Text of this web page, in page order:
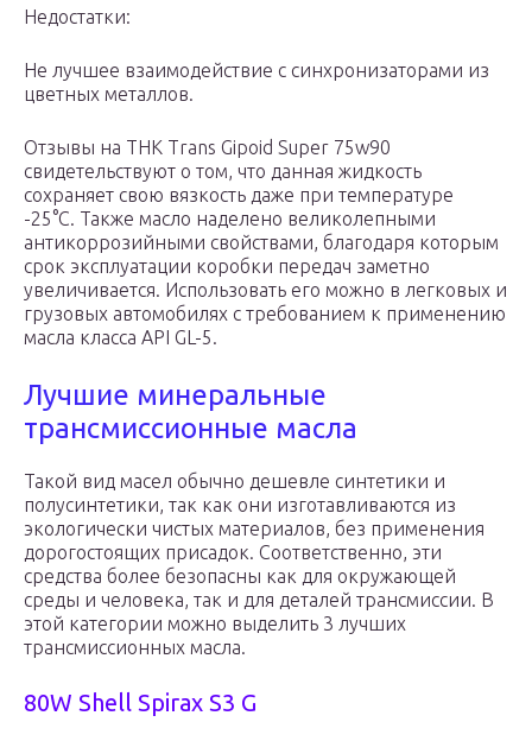
Недостатки:
Не лучшее взаимодействие с синхронизаторами из
цветных металлов.
Отзывы на THK Trans Gipoid Super 75w90
свидетельствуют о том, что данная жидкость
сохраняет свою вязкость даже при температуре
-25°C. Также масло наделено великолепными
антикоррозийными свойствами, благодаря которым
срок эксплуатации коробки передач заметно
увеличивается. Использовать его можно в легковых и
грузовых автомобилях с требованием к применению
масла класса API GL-5.
Лучшие минеральные
трансмиссионные масла
Такой вид масел обычно дешевле синтетики и
полусинтетики, так как они изготавливаются из
экологически чистых материалов, без применения
дорогостоящих присадок. Соответственно, эти
средства более безопасны как для окружающей
среды и человека, так и для деталей трансмиссии. В
этой категории можно выделить 3 лучших
трансмиссионных масла.
80W Shell Spirax S3 G